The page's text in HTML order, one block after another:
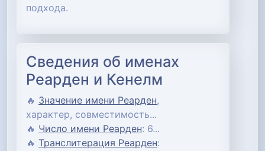
подхода.
Сведения об именах
Реарден и Кенелм
🔥 Значение имени Реарден,
характер, совместимость...
🔥 Число имени Реарден: 6...
🔥 Транслитерация Реарден: